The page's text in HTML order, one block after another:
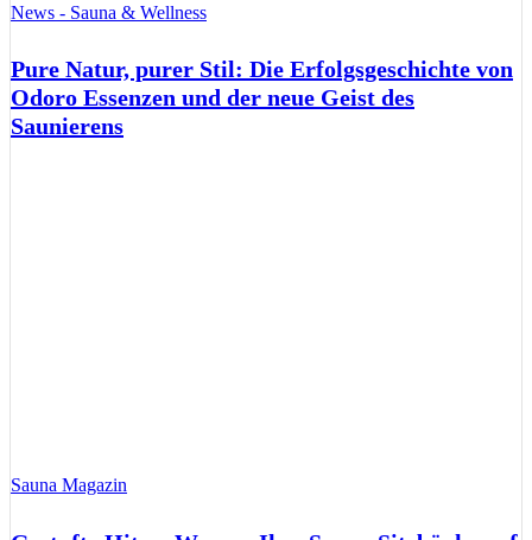
News - Sauna & Wellness
Pure Natur, purer Stil: Die Erfolgsgeschichte von
Odoro Essenzen und der neue Geist des
Saunierens
Sauna Magazin